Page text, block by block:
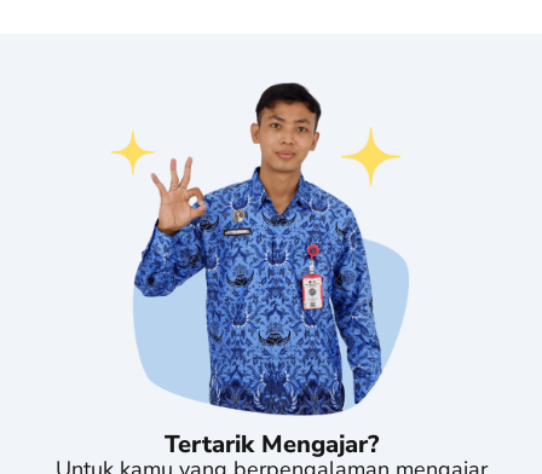
Tertarik Mengajar?